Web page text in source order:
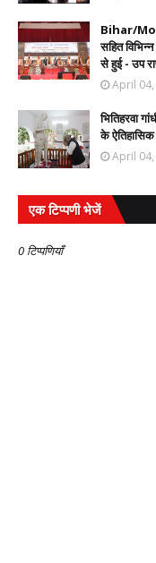
Bihar/
सहित
से हुई - उप
April
भितिहरवा
के ऐतिहासिक
April
एक टिप्पणी भेजें
0 टिप्पणियाँ